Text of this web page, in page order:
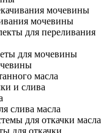
мочевины
мочевины
для переливания
для мочевины
масла
и слива
слива масла
для откачки масла